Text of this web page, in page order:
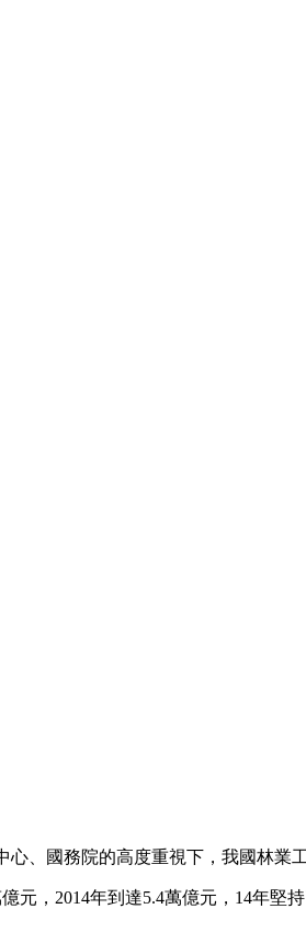
、國務院的高度重視下，我國林業
元，2014年到達5.4萬億元，14年